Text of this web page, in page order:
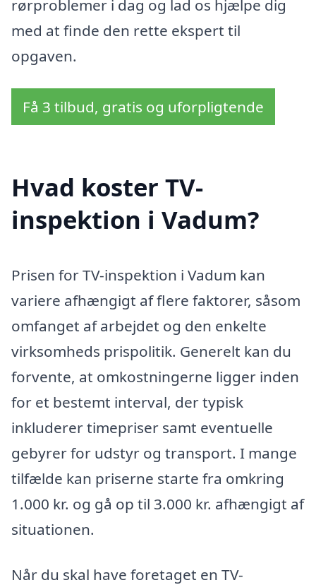
rørproblemer i dag og lad os hjælpe dig
med at finde den rette ekspert til
opgaven.
Få 3 tilbud, gratis og uforpligtende
Hvad koster TV-
inspektion i Vadum?
Prisen for TV-inspektion i Vadum kan
variere afhængigt af flere faktorer, såsom
omfanget af arbejdet og den enkelte
virksomheds prispolitik. Generelt kan du
forvente, at omkostningerne ligger inden
for et bestemt interval, der typisk
inkluderer timepriser samt eventuelle
gebyrer for udstyr og transport. I mange
tilfælde kan priserne starte fra omkring
1.000 kr. og gå op til 3.000 kr. afhængigt af
situationen.
Når du skal have foretaget en TV-